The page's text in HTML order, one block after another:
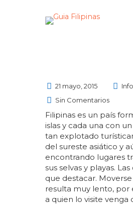
21 mayo, 2015
Sin Comentarios
Filipinas es un país
islas y cada una con
tan explotado
del sureste asiático y
encontrando lugares
sus selvas y playas.
que destacar.
resulta muy lento, por
a quien lo visite venga